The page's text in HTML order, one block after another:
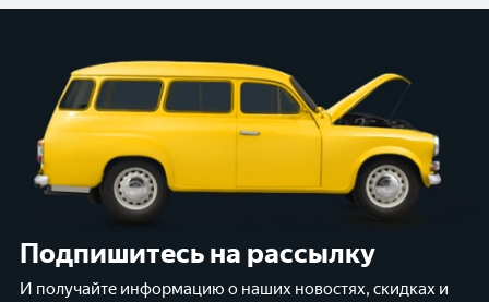
Подпишитесь на рассылку
И получайте информацию о наших новостях, скидках и